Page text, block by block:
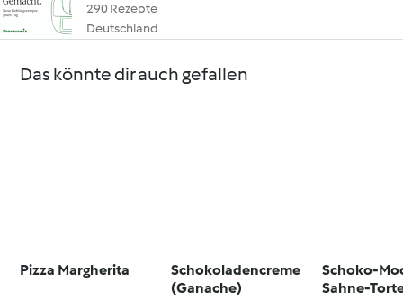
290 Rezepte
Deutschland
Das könnte dir auch gefallen
Pizza Margherita
Schokoladencreme
(Ganache)
Schoko-
Sahne-